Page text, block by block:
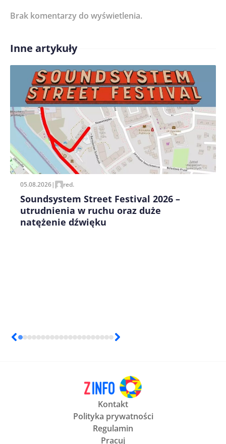
Treść komentarza*
Imię/ Nick*
Zapamiętaj moje dane w tej przeglądarce podczas
pisania kolejnych komentarzy.
Brak komentarzy do wyświetlenia.
Inne artykuły
05.08.2026| red.
Soundsystem Street Festival 2026 –
utrudnienia w ruchu oraz duże
natężenie dźwięku
Kontakt
Polityka prywatności
Regulamin
Pracuj